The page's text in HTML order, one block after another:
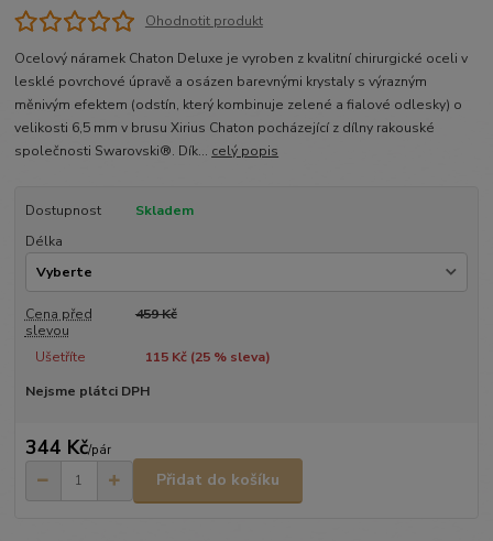
Ohodnotit produkt
Ocelový náramek Chaton Deluxe je vyroben z kvalitní chirurgické oceli v
lesklé povrchové úpravě a osázen barevnými krystaly s výrazným
měnivým efektem (odstín, který kombinuje zelené a fialové odlesky) o
velikosti 6,5 mm v brusu Xirius Chaton pocházející z dílny rakouské
společnosti Swarovski®. Dík... celý popis
Dostupnost
Skladem
Délka
Cena před
slevou
459 Kč
Ušetříte 115 Kč (25% sleva)
Nejsme plátci DPH
344 Kč/pár
Přidat do košíku